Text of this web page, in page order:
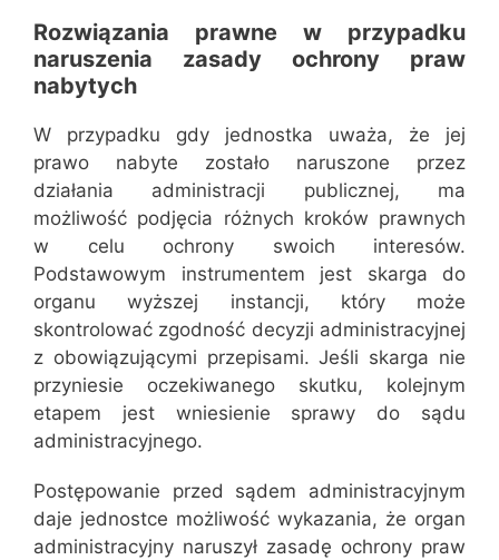
Rozwiązania prawne w przypadku
naruszenia zasady ochrony praw
nabytych
W przypadku gdy jednostka uważa, że jej
prawo nabyte zostało naruszone przez
działania administracji publicznej, ma
możliwość podjęcia różnych kroków prawnych
w celu ochrony swoich interesów.
Podstawowym instrumentem jest skarga do
organu wyższej instancji, który może
skontrolować zgodność decyzji administracyjnej
z obowiązującymi przepisami. Jeśli skarga nie
przyniesie oczekiwanego skutku, kolejnym
etapem jest wniesienie sprawy do sądu
administracyjnego.
Postępowanie przed sądem administracyjnym
daje jednostce możliwość wykazania, że organ
administracyjny naruszył zasadę ochrony praw